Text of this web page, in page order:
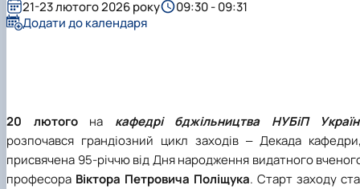
20 лютогона кафедрі бджільництва НУБіП
розпочався грандіозний цикл заходів ‒ Декада
присвячена 95-річчю від Дня народження видатного
професора Віктора Петровича Поліщука. Старт заходу
21-23 лютого 2026 року
09:30 - 09:31
Додати до календаря